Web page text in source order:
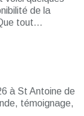
de la
tout...
à St Antoine de
témoignage,